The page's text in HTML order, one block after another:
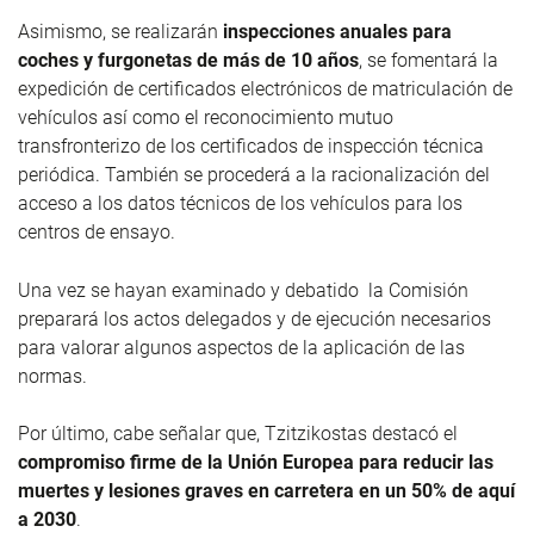
Asimismo, se realizarán inspecciones anuales para
coches y furgonetas de más de 10 años, se fomentará la
expedición de certificados electrónicos de matriculación de
vehículos así como el reconocimiento mutuo
transfronterizo de los certificados de inspección técnica
periódica. También se procederá a la racionalización del
acceso a los datos técnicos de los vehículos para los
centros de ensayo.
Una vez se hayan examinado y debatido
la Comisión
preparará los actos delegados y de ejecución necesarios
para valorar algunos aspectos de la aplicación de las
normas.
Por último, cabe señalar que, Tzitzikostas destacó el
compromiso firme de la Unión Europea para reducir las
muertes y lesiones graves en carretera en un 50% de aquí
a 2030.